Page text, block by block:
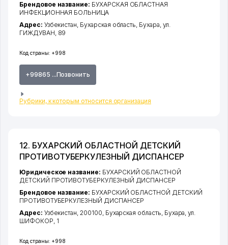
Код страны: +998
+99865 ...Позвонить
Рубрики, к которым относится организация
Брендовое название: БУХАРСКАЯ ОБЛАСТНАЯ
ИНФЕКЦИОННАЯ БОЛЬНИЦА
Адрес: Узбекистан, Бухарская область, Бухара, ул.
ГИЖДУВАН, 89
12. БУХАРСКИЙ ОБЛАСТНОЙ ДЕТСКИЙ
ПРОТИВОТУБЕРКУЛЕЗНЫЙ ДИСПАНСЕР
Код страны: +998
Юридическое название: БУХАРСКИЙ ОБЛАСТНОЙ
ДЕТСКИЙ ПРОТИВОТУБЕРКУЛЕЗНЫЙ ДИСПАНСЕР
Брендовое название: БУХАРСКИЙ ОБЛАСТНОЙ ДЕТСКИЙ
ПРОТИВОТУБЕРКУЛЕЗНЫЙ ДИСПАНСЕР
Адрес: Узбекистан, 200100, Бухарская область, Бухара,ул.
ШИФОКОР, 1